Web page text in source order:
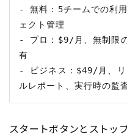
- 無料：5チームでの利
ェクト管理
- プロ：$9/月、無制限
有
- ビジネス：$49/月、リ
スタートボタンとストッ